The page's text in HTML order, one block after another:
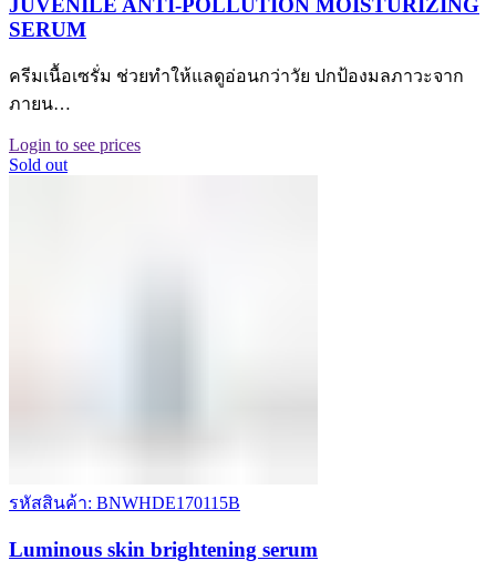
SERUM
ครีมเนื้อเซรั่ม ช่วยทำให้แลดูอ่อนกว่าวัย ปกป้องมลภาวะจาก
ภายน…
Login to see prices
Sold out
รหัสสินค้า: BNWHDE170115B
Luminous skin brightening serum